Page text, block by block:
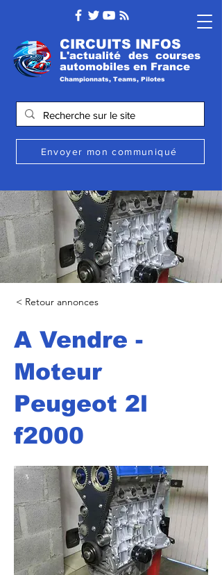
CIRCUITS INFOS
L'actualité des courses
automobiles en France
Championnats, Teams, Pilotes
Envoyer mon communiqué
< Retour annonces
A Vendre -
Moteur
Peugeot 2l
f2000